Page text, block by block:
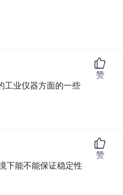
工业仪器方面的一些
赞
下能不能保证稳定性
赞